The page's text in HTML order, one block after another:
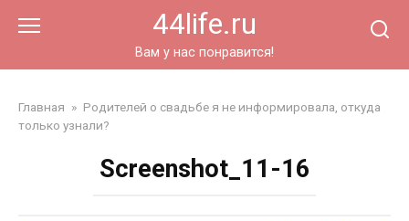
44life.ru
Вам у нас понравится!
Главная » Родителей о свадьбе я не информировала, откуда
только узнали?
Screenshot_11-16